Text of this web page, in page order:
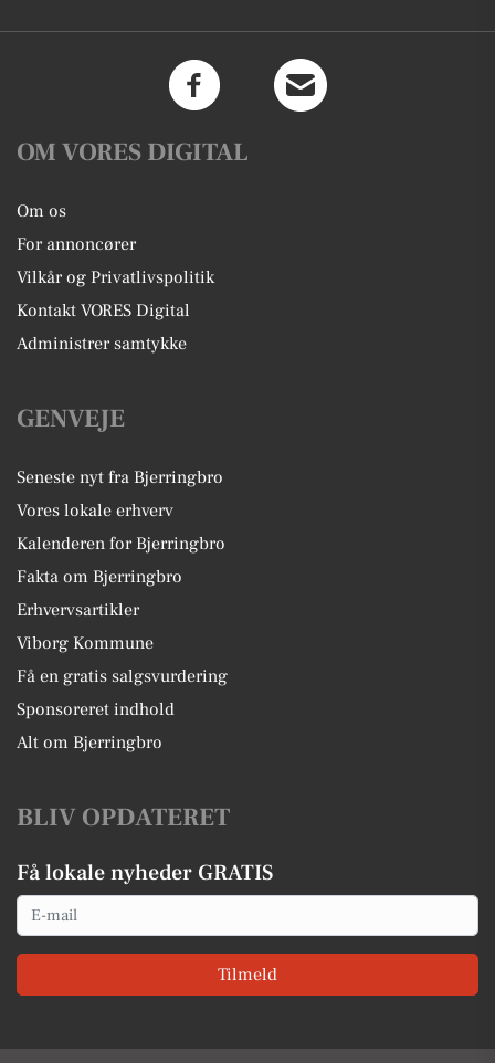
OM VORES DIGITAL
Om os
For annoncører
Vilkår og Privatlivspolitik
Kontakt VORES Digital
Administrer samtykke
GENVEJE
Seneste nyt fra Bjerringbro
Vores lokale erhverv
Kalenderen for Bjerringbro
Fakta om Bjerringbro
Erhvervsartikler
Viborg Kommune
Få en gratis salgsvurdering
Sponsoreret indhold
Alt om Bjerringbro
BLIV OPDATERET
Få lokale nyheder GRATIS
Email
Tilmeld